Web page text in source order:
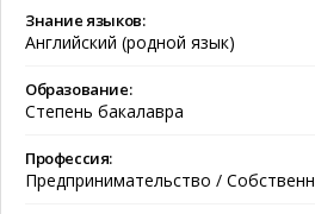
Знание языков:
Английский (родной язык)
Образование:
Степень бакалавра
Профессия:
Предпринимательство /